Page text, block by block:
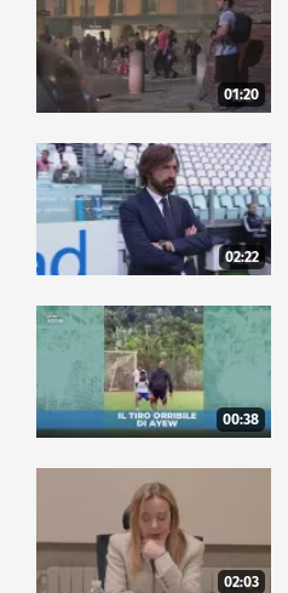
01:20
02:22
00:38
02:03